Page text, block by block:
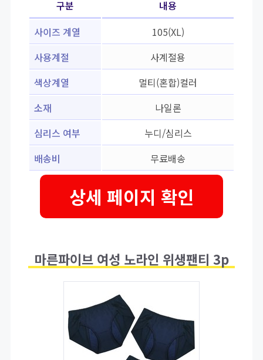
구분
내용
사이즈 계열
105(XL)
사용계절
사계절용
색상계열
멀티(혼합)컬러
소재
나일론
심리스 여부
누디/심리스
배송비
무료배송
상세 페이지 확인
마른파이브 여성 노라인 위생팬티 3p